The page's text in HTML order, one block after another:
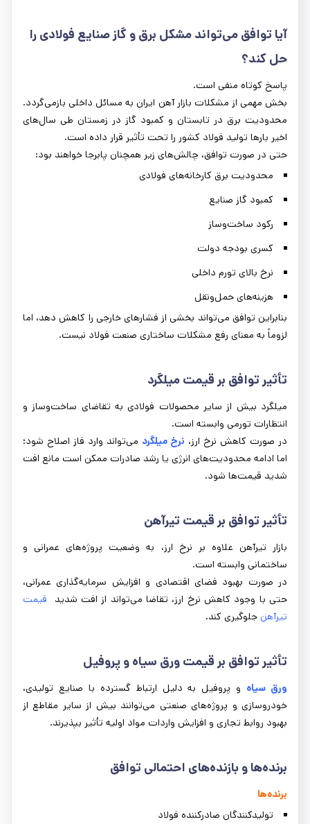
آیا توافق می‌تواند مشکل برق و گاز صنایع فولادی را
حل کند؟
پاسخ کوتاه منفی است.
بخش مهمی از مشکلات بازار آهن ایران به مسائل داخلی بازمی‌گردد.
محدودیت برق در تابستان و کمبود گاز در زمستان طی سال‌های
اخیر بارها تولید فولاد کشور را تحت تأثیر قرار داده است.
حتی در صورت توافق، چالش‌های زیر همچنان پابرجا خواهند بود:
محدودیت برق کارخانه‌های فولادی
کمبود گاز صنایع
رکود ساخت‌وساز
کسری بودجه دولت
نرخ بالای تورم داخلی
هزینه‌های حمل‌ونقل
بنابراین توافق می‌تواند بخشی از فشارهای خارجی را کاهش دهد، اما
لزوماً به معنای رفع مشکلات ساختاری صنعت فولاد نیست.
تأثیر توافق بر قیمت میلگرد
میلگرد بیش از سایر محصولات فولادی به تقاضای ساخت‌وساز و
انتظارات تورمی وابسته است.
در صورت کاهش نرخ ارز، نرخ میلگرد می‌تواند وارد فاز اصلاح شود؛
اما ادامه محدودیت‌های انرژی یا رشد صادرات ممکن است مانع افت
شدید قیمت‌ها شود.
تأثیر توافق بر قیمت تیرآهن
بازار تیرآهن علاوه بر نرخ ارز، به وضعیت پروژه‌های عمرانی و
ساختمانی وابسته است.
در صورت بهبود فضای اقتصادی و افزایش سرمایه‌گذاری عمرانی،
حتی با وجود کاهش نرخ ارز، تقاضا می‌تواند از افت شدید
قیمت
تیرآهن جلوگیری کند.
تأثیر توافق بر قیمت ورق سیاه و پروفیل
ورق سیاه و پروفیل به دلیل ارتباط گسترده با صنایع تولیدی،
خودروسازی و پروژه‌های صنعتی می‌توانند بیش از سایر مقاطع از
بهبود روابط تجاری و افزایش واردات مواد اولیه تأثیر بپذیرند.
برنده‌ها و بازنده‌های احتمالی توافق
برنده‌ها
تولیدکنندگان صادرکننده فولاد